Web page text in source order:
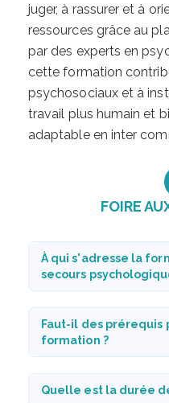
juger, à rassurer et à
ressources grâce au
par des experts en
cette formation
psychosociaux et à
travail plus humain et
adaptable en inter
FOIRE
À qui s'adresse la
secours
Faut-il des prérequis
formation ?
Quelle est la durée